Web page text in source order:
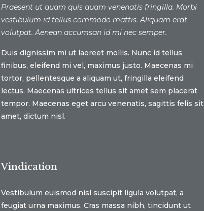
Praesent ut quam quis quam venenatis fringilla. Morbi
vestibulum id tellus commodo mattis. Aliquam erat
volutpat. Aenean accumsan id mi nec semper.
Duis dignissim mi ut laoreet mollis. Nunc id tellus
finibus, eleifend mi vel, maximus justo. Maecenas mi
tortor, pellentesque a aliquam ut, fringilla eleifend
lectus. Maecenas ultrices tellus sit amet sem placerat
tempor. Maecenas eget arcu venenatis, sagittis felis sit
amet, dictum nisl.
Vindication
Vestibulum euismod nisl suscipit ligula volutpat, a
feugiat urna maximus. Cras massa nibh, tincidunt ut